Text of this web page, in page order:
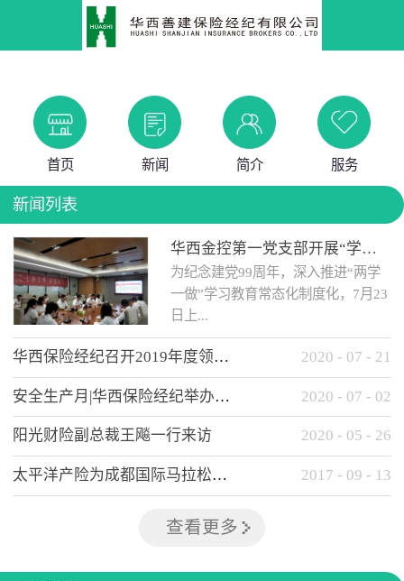
首页 新闻 简介 服务
新闻列表
华西金控第一党支部开展“学党史 知党情 做合格党员”主题教育工作会
为纪念建党99周年，深入推进“两学
一做”学习教育常态化制度化，7月23
日上...
午，华西金控第一党支部举办了“学
党史、知党情、...
华西保险经纪召开2019年度领导班子述职考核工作会 2020 - 07 - 21
安全生产月|华西保险经纪举办应急消防安全知识培训 2020 - 07 - 02
阳光财险副总裁王飚一行来访 2020 - 05 - 26
太平洋产险为成都国际马拉松提供全方位保险保障 2017 - 09 - 13
查看更多